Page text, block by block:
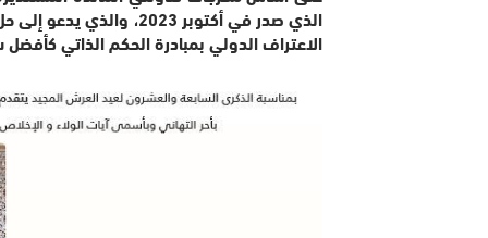
الذي صدر في أكتوبر
الاعتراف الدولي بمبادرة الحكم الذاتي